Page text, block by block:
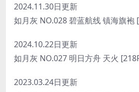
2024.11.30日更新
如月灰 NO.028 碧蓝航线 镇海旗袍
2024.10.22日更新
如月灰 NO.027 明日方舟 天火
2023.03.24日更新